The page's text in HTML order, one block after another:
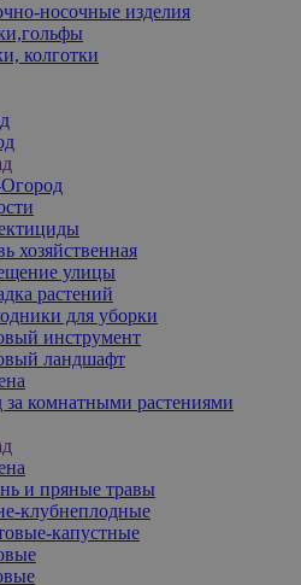
носочные изделия
колготки
хозяйственная
улицы
растений
для уборки
инструмент
ландшафт
за комнатными растениями
и пряные травы
клубнеплодные
капустные